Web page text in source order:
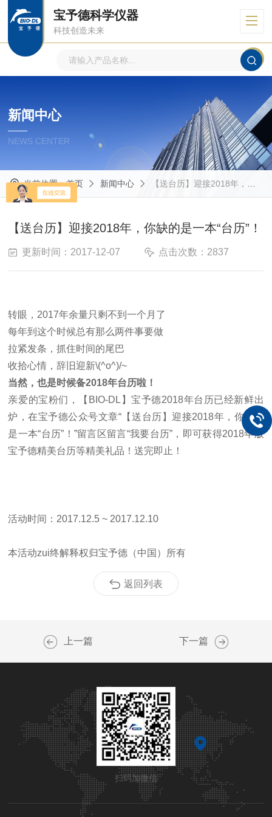
宝予德科学仪器
科技创造未来
新闻中心
NEWS CENTER
当前位置：首页 新闻中心 【送台历】迎接2018年，你缺的是一本“台历”！
【送台历】迎接2018年，你缺的是一本“台历”！
更新时间：2017-12-07 点击次数：2837
转眼，2017年余量只剩不到一个月了
每年到这个时候总有那么两件事要做
拉紧发条，抓住时间的尾巴
收拾心情，辞旧迎新\(^o^)/~
当然，也是时候备2018年台历啦！
亲爱的宝粉们，【 BIO-DL 】宝予德2018年台历已经新鲜出
炉，在宝予德公众号文章“【送台历】迎接2018年，你缺的
是一本“台历”！”留言区留言“我要台历”，即可获得2018年版
宝予德精美台历等精美礼品！送完即止！
活动时间： 2017.12.5 ~ 2017.12.10
本活动zui终解释权归宝予德（中国）所有
返回列表
上一篇 下一篇
扫码加微信